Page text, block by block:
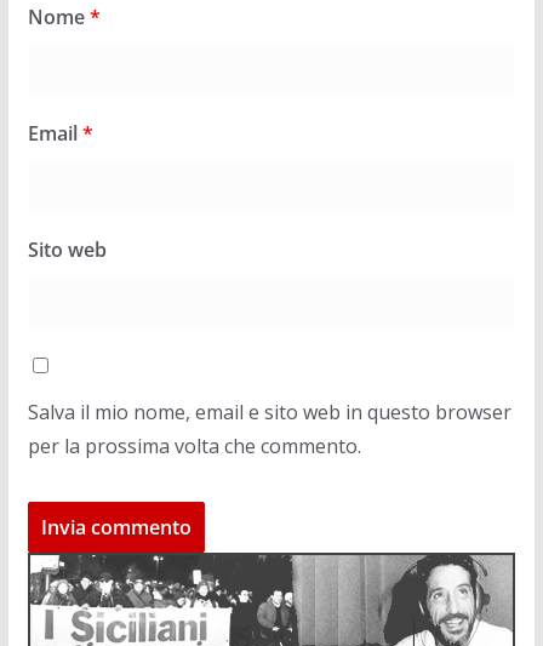
Nome*
Email*
Sito web
Salva il mio nome, email e sito web in questo browser
per la prossima volta che commento.